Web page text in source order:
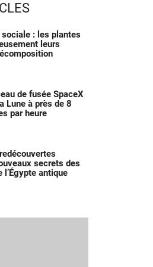
: les plantes
leurs
de fusée SpaceX
Lune à près de 8
par heure
secrets des
l’Égypte antique